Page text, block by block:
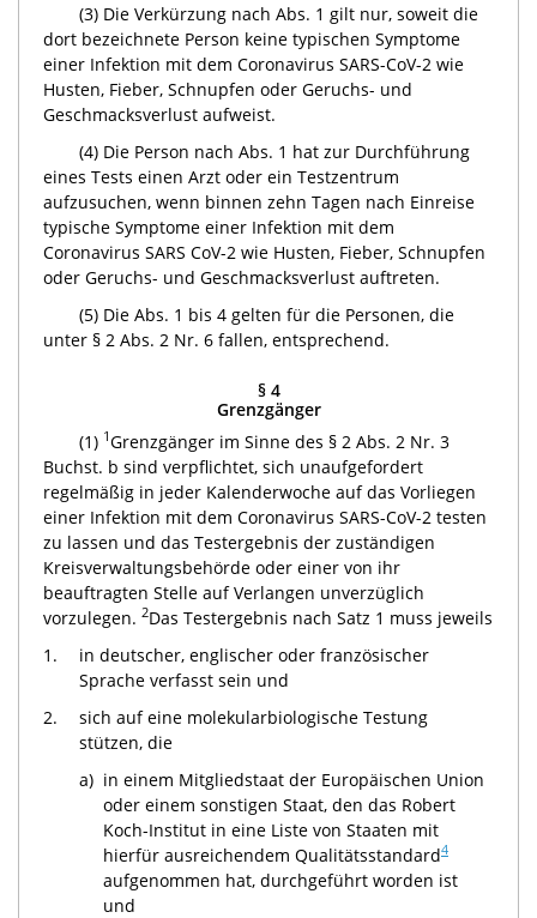
(3) Die Verkürzung nach Abs. 1 gilt nur, soweit die
dort bezeichnete Person keine typischen Symptome
einer Infektion mit dem Coronavirus SARS-CoV-2 wie
Husten, Fieber, Schnupfen oder Geruchs- und
Geschmacksverlust aufweist.
(4) Die Person nach Abs. 1 hat zur Durchführung
eines Tests einen Arzt oder ein Testzentrum
aufzusuchen, wenn binnen zehn Tagen nach Einreise
typische Symptome einer Infektion mit dem
Coronavirus SARS CoV-2 wie Husten, Fieber, Schnupfen
oder Geruchs- und Geschmacksverlust auftreten.
(5) Die Abs. 1 bis 4 gelten für die Personen, die
unter § 2 Abs. 2 Nr. 6 fallen, entsprechend.
§ 4
Grenzgänger
(1) 1Grenzgänger im Sinne des § 2 Abs. 2 Nr. 3
Buchst. b sind verpflichtet, sich unaufgefordert
regelmäßig in jeder Kalenderwoche auf das Vorliegen
einer Infektion mit dem Coronavirus SARS-CoV-2 testen
zu lassen und das Testergebnis der zuständigen
Kreisverwaltungsbehörde oder einer von ihr
beauftragten Stelle auf Verlangen unverzüglich
vorzulegen. 2Das Testergebnis nach Satz 1 muss jeweils
1.
in deutscher, englischer oder französischer
Sprache verfasst sein und
2.
sich auf eine molekularbiologische Testung
stützen, die
a) in einem Mitgliedstaat der Europäischen Union
oder einem sonstigen Staat, den das Robert
Koch-Institut in eine Liste von Staaten mit
hierfür ausreichendem Qualitätsstandard4
aufgenommen hat, durchgeführt worden ist
und